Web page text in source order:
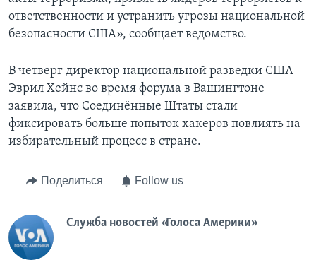
ответственности и устранить угрозы национальной
безопасности США», сообщает ведомство.
В четверг директор национальной разведки США
Эврил Хейнс во время форума в Вашингтоне
заявила, что Соединённые Штаты стали
фиксировать больше попыток хакеров повлиять на
избирательный процесс в стране.
Поделиться Follow us
Служба новостей «Голоса Америки»